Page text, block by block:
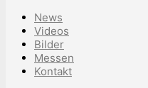
News
Videos
Bilder
Messen
Kontakt